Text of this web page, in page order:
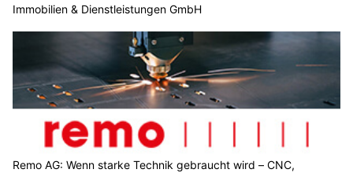
Immobilien & Dienstleistungen GmbH
Remo AG: Wenn starke Technik gebraucht wird – CNC,